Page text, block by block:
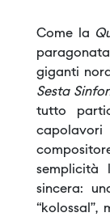
Come la
giganti
Sesta
tutto
sincera: